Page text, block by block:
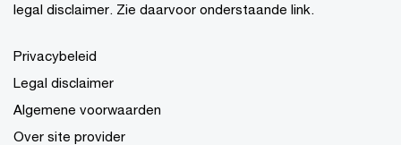
legal disclaimer. Zie daarvoor onderstaande link.
Privacybeleid
Legal disclaimer
Algemene voorwaarden
Over site provider